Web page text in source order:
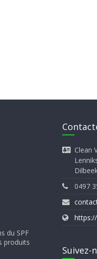
du SPF
produits
Clean
0497
Suivez-